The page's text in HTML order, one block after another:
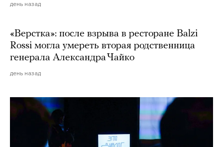
день назад
«Верстка»: после взрыва в ресторане Balzi
Rossi могла умереть вторая родственница
генерала Александра Чайко
день назад